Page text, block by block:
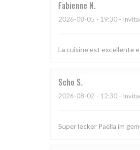
Fabienne N
2026-08-05 - 19:30 -
La cuisine est excellente
Scho S
2026-08-02 - 12:30 -
Super lecker Paëlla im